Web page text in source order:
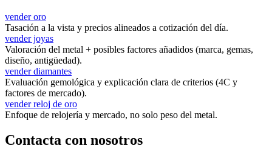
vender oro
Tasación a la vista y precios alineados a cotización del día.
vender joyas
Valoración del metal + posibles factores añadidos (marca, gemas,
diseño, antigüedad).
vender diamantes
Evaluación gemológica y explicación clara de criterios (4C y
factores de mercado).
vender reloj de oro
Enfoque de relojería y mercado, no solo peso del metal.
Contacta con nosotros